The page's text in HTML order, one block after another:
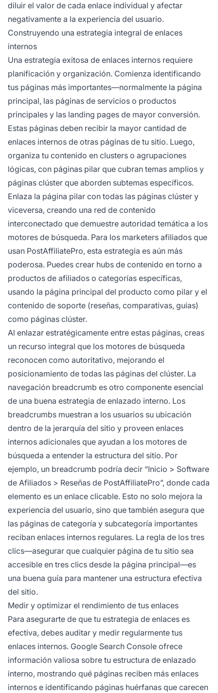
diluir el valor de cada enlace individual y afectar
negativamente a la experiencia del usuario.
Construyendo una estrategia integral de enlaces
internos
Una estrategia exitosa de enlaces internos requiere
planificación y organización. Comienza identificando
tus páginas más importantes—normalmente la página
principal, las páginas de servicios o productos
principales y las landing pages de mayor conversión.
Estas páginas deben recibir la mayor cantidad de
enlaces internos de otras páginas de tu sitio. Luego,
organiza tu contenido en clusters o agrupaciones
lógicas, con páginas pilar que cubran temas amplios y
páginas clúster que aborden subtemas específicos.
Enlaza la página pilar con todas las páginas clúster y
viceversa, creando una red de contenido
interconectado que demuestre autoridad temática a los
motores de búsqueda. Para los marketers afiliados que
usan PostAffiliatePro, esta estrategia es aún más
poderosa. Puedes crear hubs de contenido en torno a
productos de afiliados o categorías específicas,
usando la página principal del producto como pilar y el
contenido de soporte (reseñas, comparativas, guías)
como páginas clúster.
Al enlazar estratégicamente entre estas páginas, creas
un recurso integral que los motores de búsqueda
reconocen como autoritativo, mejorando el
posicionamiento de todas las páginas del clúster. La
navegación breadcrumb es otro componente esencial
de una buena estrategia de enlazado interno. Los
breadcrumbs muestran a los usuarios su ubicación
dentro de la jerarquía del sitio y proveen enlaces
internos adicionales que ayudan a los motores de
búsqueda a entender la estructura del sitio. Por
ejemplo, un breadcrumb podría decir “Inicio > Software
de Afiliados > Reseñas de PostAffiliatePro”, donde cada
elemento es un enlace clicable. Esto no solo mejora la
experiencia del usuario, sino que también asegura que
las páginas de categoría y subcategoría importantes
reciban enlaces internos regulares. La regla de los tres
clics—asegurar que cualquier página de tu sitio sea
accesible en tres clics desde la página principal—es
una buena guía para mantener una estructura efectiva
del sitio.
Medir y optimizar el rendimiento de tus enlaces
Para asegurarte de que tu estrategia de enlaces es
efectiva, debes auditar y medir regularmente tus
enlaces internos. Google Search Console ofrece
información valiosa sobre tu estructura de enlazado
interno, mostrando qué páginas reciben más enlaces
internos e identificando páginas huérfanas que carecen